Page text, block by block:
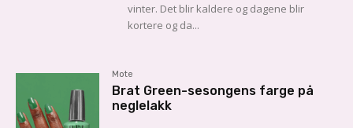
vinter. Det blir kaldere og dagene blir
kortere og da...
Mote
Brat Green-sesongens farge på
neglelakk